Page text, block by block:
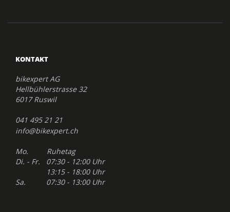
KONTAKT
bikexpert AG
Hellbühlerstrasse 32
6017 Ruswil
041 495 21 21
info@bikexpert.ch
Mo. Ruhetag
Di. - Fr. 07:30 - 12:00 Uhr
13:15 - 18:00 Uhr
Sa. 07:30 - 13:00 Uhr